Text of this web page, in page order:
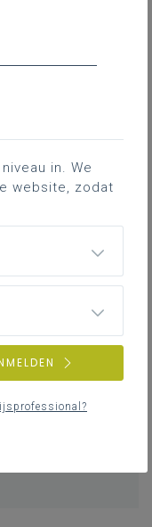
documenten,
interessante
in. We
website, zodat